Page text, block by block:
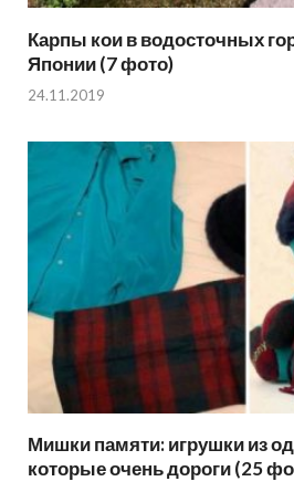
Карпы кои в водосточных
Японии (7 фото)
24.11.2019
Мишки памяти: игрушки из
которые очень дороги (25